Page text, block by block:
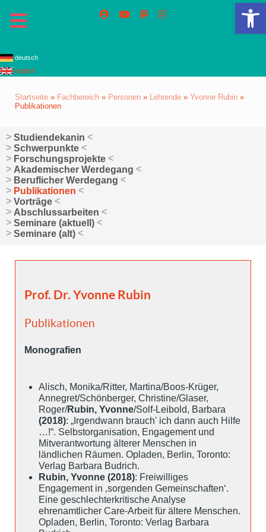
deutsch
english
Startseite » Fachbereich » Personen » Lehrende » Yvonne Rubin »
Publikationen
Studiendekanin
Schwerpunkte
Forschungsprojekte
Akademischer Werdegang
Beruflicher Werdegang
Publikationen
Vorträge
Abschlussarbeiten
Seminare (aktuell)
Seminare (alt)
Prof. Dr. Yvonne Rubin
Publikationen
Monografien
Alisch, Monika/Ritter, Martina/Boos-Krüger,
Annegret/Schönberger, Christine/Glaser,
Roger/Rubin, Yvonne/Solf-Leibold, Barbara
(2018): „Irgendwann brauch' ich dann auch Hilfe
…!“. Selbstorganisation, Engagement und
Mitverantwortung älterer Menschen in
ländlichen Räumen. Opladen, Berlin, Toronto:
Verlag Barbara Budrich.
Rubin, Yvonne (2018): Freiwilliges
Engagement in ‚sorgenden Gemeinschaften‘.
Eine geschlechterkritische Analyse
ehrenamtlicher Care-Arbeit für ältere Menschen.
Opladen, Berlin, Toronto: Verlag Barbara